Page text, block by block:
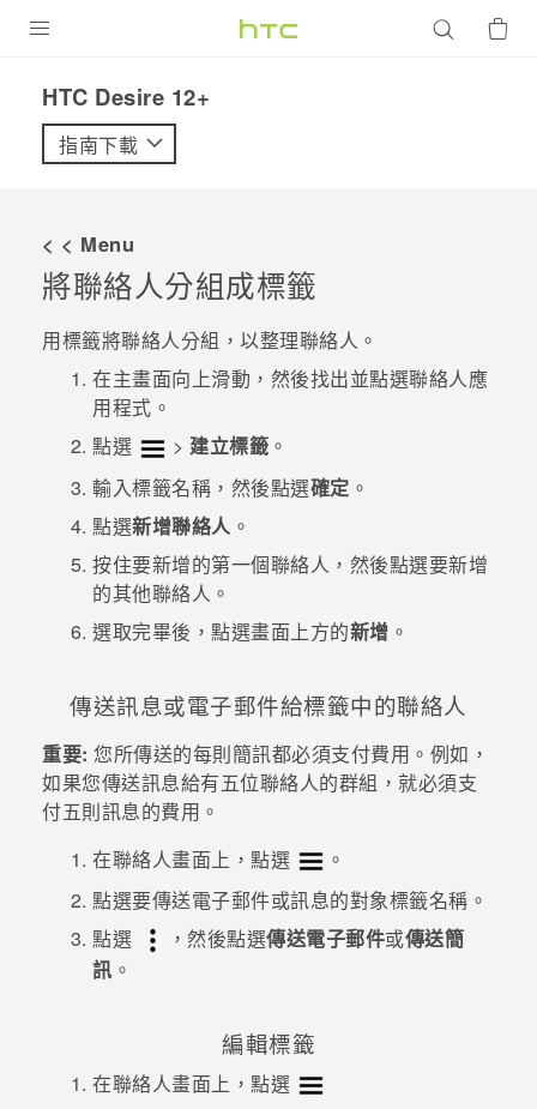
VIVE
配件
優惠專區
企業採購
銷售通路
支援服務
VIVELAND
HTC Desire 12+‎
指南下載
< < Menu
將聯絡人分組成標籤
用標籤將聯絡人分組，以整理聯絡人。
在主畫面向上滑動，然後找出並點選聯絡人應
用程式。
點選
> 建立標籤 。
輸入標籤名稱，然後點選確定 。
點選新增聯絡人 。
按住要新增的第一個聯絡人，然後點選要新增
的其他聯絡人。
選取完畢後，點選畫面上方的新增 。
傳送訊息或電子郵件給標籤中的聯絡人
重要: 您所傳送的每則簡訊都必須支付費用。例如，
如果您傳送訊息給有五位聯絡人的群組，就必須支
付五則訊息的費用。
在聯絡人畫面上，點選
。
點選要傳送電子郵件或訊息的對象標籤名稱。
點選
，然後點選傳送電子郵件或傳送簡
訊 。
編輯標籤
在聯絡人畫面上，點選